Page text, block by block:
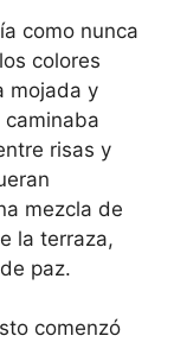
como nunca
colores
mojada y
caminaba
risas y
mezcla de
la terraza,
paz.
comenzó